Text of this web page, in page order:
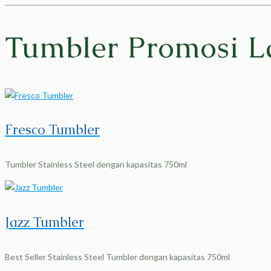
Tumbler Promosi
Fresco Tumbler
Tumbler Stainless Steel dengan kapasitas 750ml
Jazz Tumbler
Best Seller Stainless Steel Tumbler dengan kapasitas 750ml